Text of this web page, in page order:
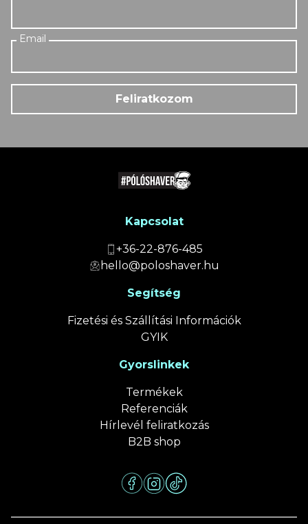
Feliratkozom
Kapcsolat
+36-22-876-485
hello@poloshaver.hu
Segítség
Fizetési és Szállítási Információk
GYIK
Gyorslinkek
Termékek
Referenciák
Hírlevél feliratkozás
B2B shop